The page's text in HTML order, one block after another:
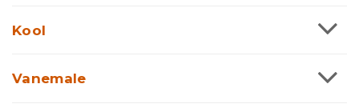
Kool
Vanemale